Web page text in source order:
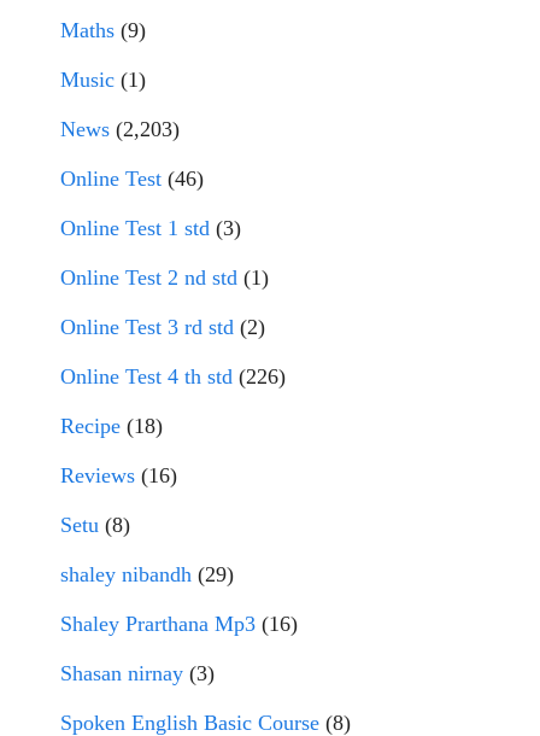
Maths (9)
Music (1)
News (2,203)
Online Test (46)
Online Test 1 std (3)
Online Test 2 nd std (1)
Online Test 3 rd std (2)
Online Test 4 th std (226)
Recipe (18)
Reviews (16)
Setu (8)
shaley nibandh (29)
Shaley Prarthana Mp3 (16)
Shasan nirnay (3)
Spoken English Basic Course (8)